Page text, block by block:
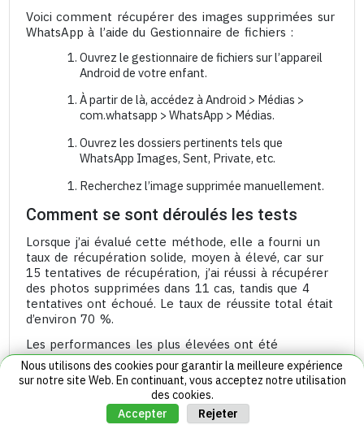
Voici comment récupérer des images supprimées sur
WhatsApp à l’aide du Gestionnaire de fichiers :
Ouvrez le gestionnaire de fichiers sur l’appareil
Android de votre enfant.
À partir de là, accédez à Android > Médias >
com.whatsapp > WhatsApp > Médias.
Ouvrez les dossiers pertinents tels que
WhatsApp Images, Sent, Private, etc.
Recherchez l’image supprimée manuellement.
Comment se sont déroulés les tests
Lorsque j’ai évalué cette méthode, elle a fourni un
taux de récupération solide, moyen à élevé, car sur
15 tentatives de récupération, j’ai réussi à récupérer
des photos supprimées dans 11 cas, tandis que 4
tentatives ont échoué. Le taux de réussite total était
d’environ 70 %.
Les performances les plus élevées ont été
observées sur les appareils dotés de répertoires de
fichiers bien structurés et sur les téléphones sur
lesquels le cache WhatsApp n’avait pas été vidé.
Cependant, l’un des défis majeurs que j’ai rencontrés
Nous utilisons des cookies pour garantir la meilleure expérience
sur notre site Web. En continuant, vous acceptez notre utilisation
des cookies.
Accepter
Rejeter